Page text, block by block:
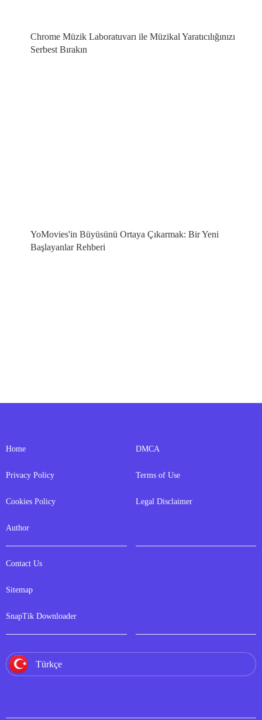
Chrome Müzik Laboratuvarı ile Müzikal Yaratıcılığınızı
Serbest Bırakın
YoMovies'in Büyüsünü Ortaya Çıkarmak: Bir Yeni
Başlayanlar Rehberi
Home
Privacy Policy
Cookies Policy
Author
DMCA
Terms of Use
Legal Disclaimer
Contact Us
Sitemap
SnapTik Downloader
Türkçe